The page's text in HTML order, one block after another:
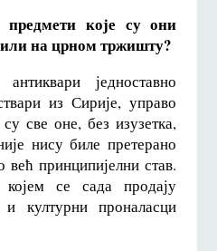
које су они
на црном тржишту?
једноставно
из Сирије, управо
све оне, без изузетка,
нису биле претерано
већ принципијелни став.
се сада продају
и културни проналасци